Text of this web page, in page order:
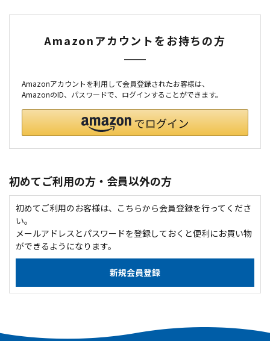
Amazonアカウントをお持ちの方
Amazonアカウントを利用して会員登録されたお客様は、
AmazonのID、パスワードで、ログインすることができます。
初めてご利用の方・会員以外の方
初めてご利用のお客様は、こちらから会員登録を行ってくださ
い。
メールアドレスとパスワードを登録しておくと便利にお買い物
ができるようになります。